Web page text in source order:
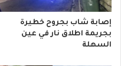
إصابة شاب بجروح خطيرة
بجريمة اطلاق نار في عين
السهلة